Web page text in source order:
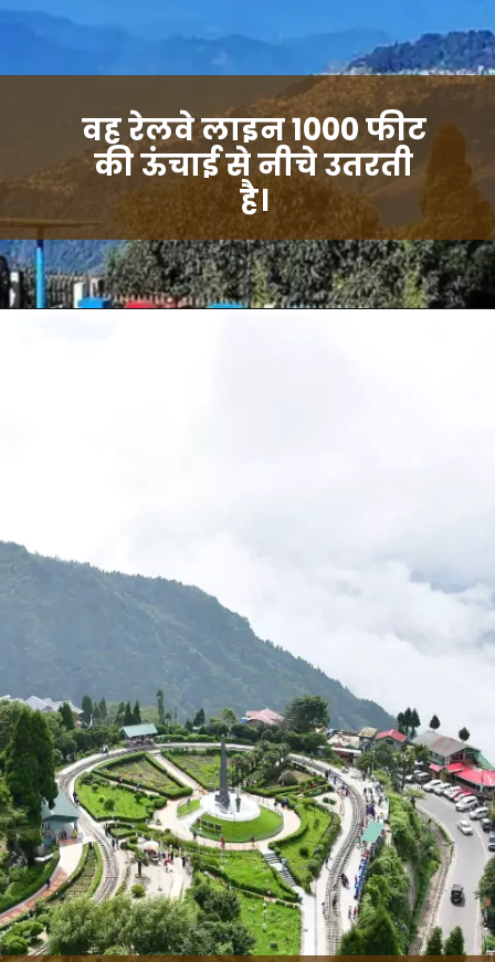
वह रेलवे लाइन 1000 फीट
की ऊंचाई से नीचे उतरती
है।